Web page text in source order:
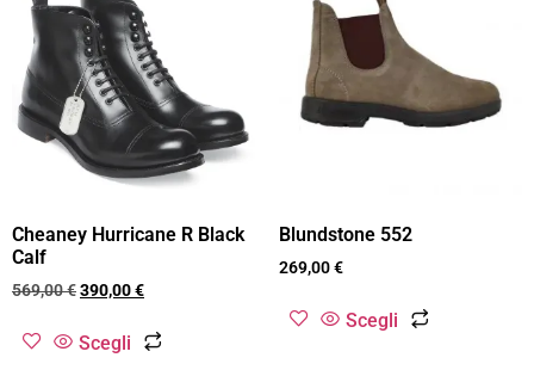
Cheaney Hurricane R Black
Calf
569,00€390,00€
Scegli
Blundstone 552
269,00€
Scegli